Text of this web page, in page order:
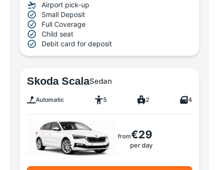
Airport pick-up
Small Deposit
Full Coverage
Child seat
Debit card for deposit
Skoda ScalaSedan
Automatic 5 2 4
from€29
per day